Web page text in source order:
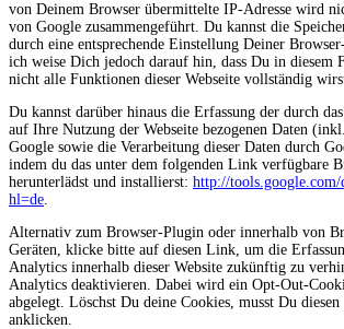
von Deinem Browser übermittelte IP-Adresse wird
von Google zusammengeführt. Du kannst die
durch eine entsprechende Einstellung Deiner
ich weise Dich jedoch darauf hin, dass Du in diesem
nicht alle Funktionen dieser Webseite vollständig
Du kannst darüber hinaus die Erfassung der durch
auf Ihre Nutzung der Webseite bezogenen Daten
Google sowie die Verarbeitung dieser Daten durch
indem du das unter dem folgenden Link verfügbare
herunterlädst und installierst: http://tools.google.com/
hl=de
Alternativ zum Browser-Plugin oder innerhalb von
Geräten, klicke bitte auf diesen Link, um die
Analytics innerhalb dieser Website zukünftig zu
Analytics deaktivieren . Dabei wird ein Opt-Out-
abgelegt. Löschst Du deine Cookies, musst Du
anklicken.